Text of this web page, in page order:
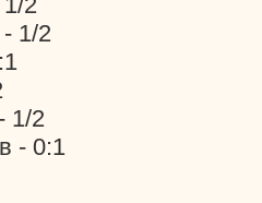
1/2
1/2
- 0:1